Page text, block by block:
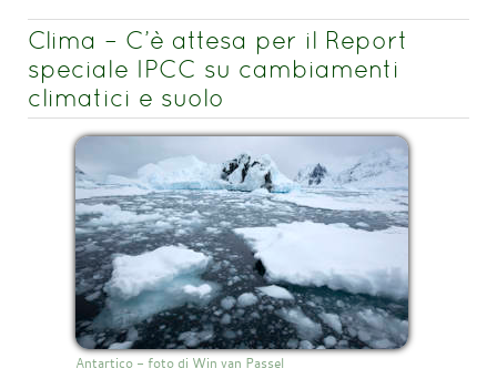
Clima – C’è attesa per il Report
speciale IPCC su cambiamenti
climatici e suolo
Antartico - foto di Win van Passel